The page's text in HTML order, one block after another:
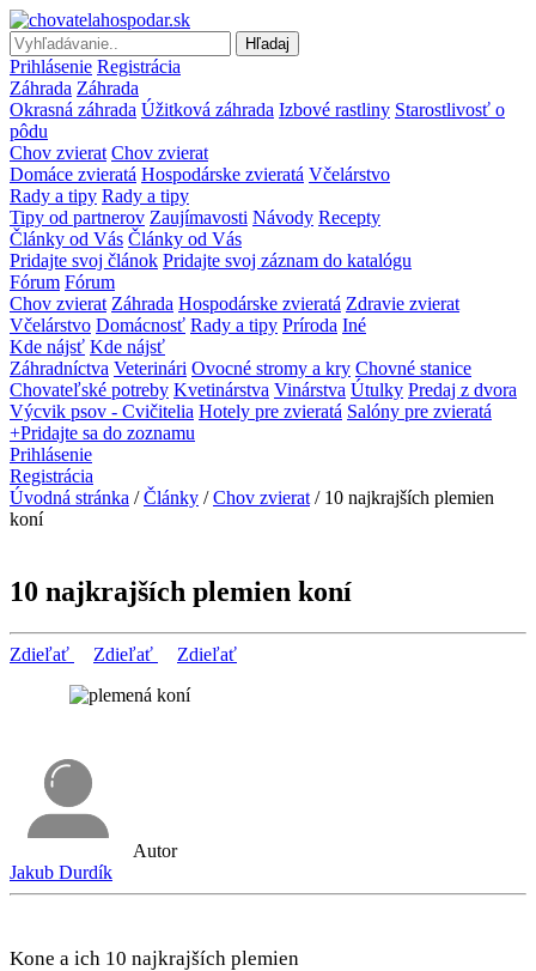
Hľadaj
Prihlásenie Registrácia
Záhrada Záhrada
Okrasná záhrada Úžitková záhrada Izbové rastliny Starostlivosť o
pôdu
Chov zvierat Chov zvierat
Domáce zvieratá Hospodárske zvieratá Včelárstvo
Rady a tipy Rady a tipy
Tipy od partnerov Zaujímavosti Návody Recepty
Články od Vás Články od Vás
Pridajte svoj článok Pridajte svoj záznam do katalógu
Fórum Fórum
Chov zvierat Záhrada Hospodárske zvieratá Zdravie zvierat
Včelárstvo Domácnosť Rady a tipy Príroda Iné
Kde nájsť Kde nájsť
Záhradníctva Veterinári Ovocné stromy a kry Chovné stanice
Chovateľské potreby Kvetinárstva Vinárstva Útulky Predaj z dvora
Výcvik psov - Cvičitelia Hotely pre zvieratá Salóny pre zvieratá
+Pridajte sa do zoznamu
Prihlásenie
Registrácia
Úvodná stránka / Články / Chov zvierat / 10 najkrajších plemien
koní
10 najkrajších plemien koní
Zdieľať Zdieľať Zdieľať
Autor
Jakub Durdík
Kone a ich 10 najkrajších plemien